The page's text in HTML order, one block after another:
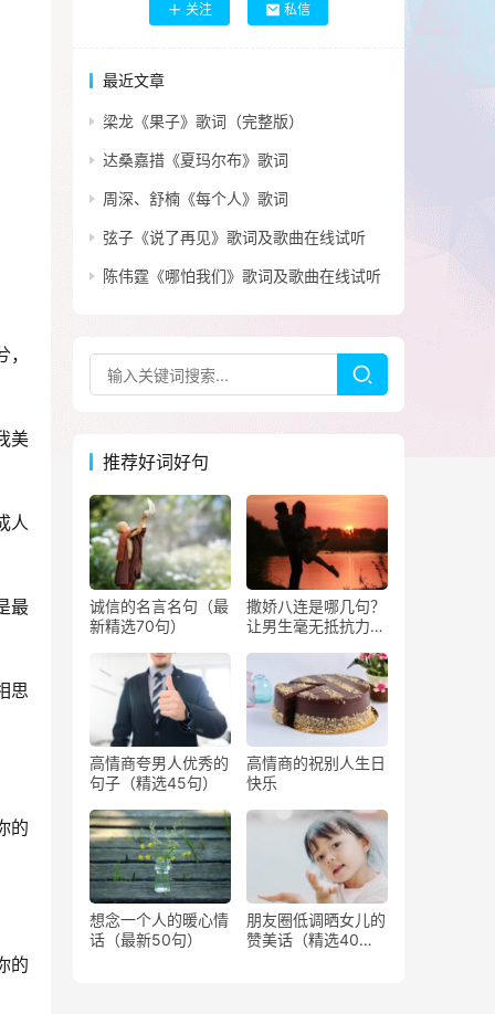
美
人
最
思
的
的
关注 私信
最近文章
梁龙《果子》歌词（完整版）
达桑嘉措《夏玛尔布》歌词
周深、舒楠《每个人》歌词
弦子《说了再见》歌词及歌曲在线试听
陈伟霆《哪怕我们》歌词及歌曲在线试听
推荐好词好句
诚信的名言名句（最
新精选70句）
撒娇八连是哪几句？
让男生毫无抵抗力撒
高情商夸男人优秀的
句子（精选45句）
高情商的祝别人生日
快乐
想念一个人的暖心情
话（最新50句）
朋友圈低调晒女儿的
赞美话（精选40